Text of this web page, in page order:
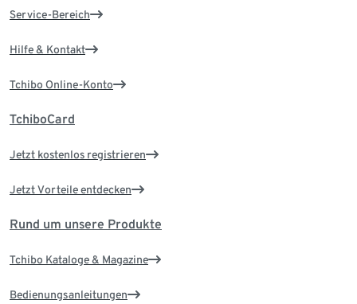
Service-Bereich
Hilfe & Kontakt
Tchibo Online-Konto
TchiboCard
Jetzt kostenlos registrieren
Jetzt Vorteile entdecken
Rund um unsere Produkte
Tchibo Kataloge & Magazine
Bedienungsanleitungen